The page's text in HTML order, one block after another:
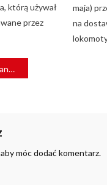
którą używał
przez
maja)
na
móc dodać komentarz.